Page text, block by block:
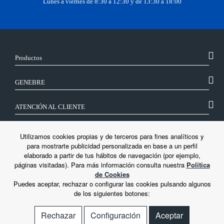
Productos
GENEBRE
ATENCIÓN AL CLIENTE
LEGAL
© Genebre
Utilizamos cookies propias y de terceros para fines analíticos y
para mostrarte publicidad personalizada en base a un perfil
elaborado a partir de tus hábitos de navegación (por ejemplo,
páginas visitadas). Para más información consulta nuestra Política
de Cookies
Puedes aceptar, rechazar o configurar las cookies pulsando algunos
de los siguientes botones:
Rechazar Configuración Aceptar